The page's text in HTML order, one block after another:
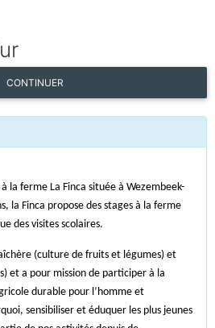
CONTINUER
la ferme La Finca située à Wezembeek-
la Finca propose des stages à la ferme
des visites scolaires.
(culture de fruits et légumes) et
et a pour mission de participer à la
durable pour l’homme et
sensibiliser et éduquer les plus jeunes